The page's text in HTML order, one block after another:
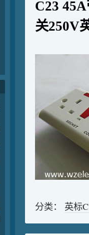
C23
关250V
分类： 英标